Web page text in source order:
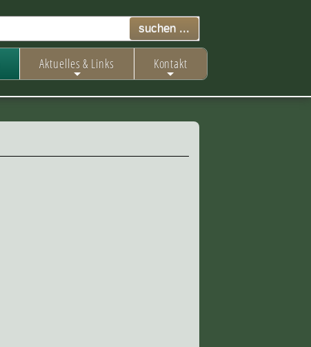
Aktuelles & Links Kontakt